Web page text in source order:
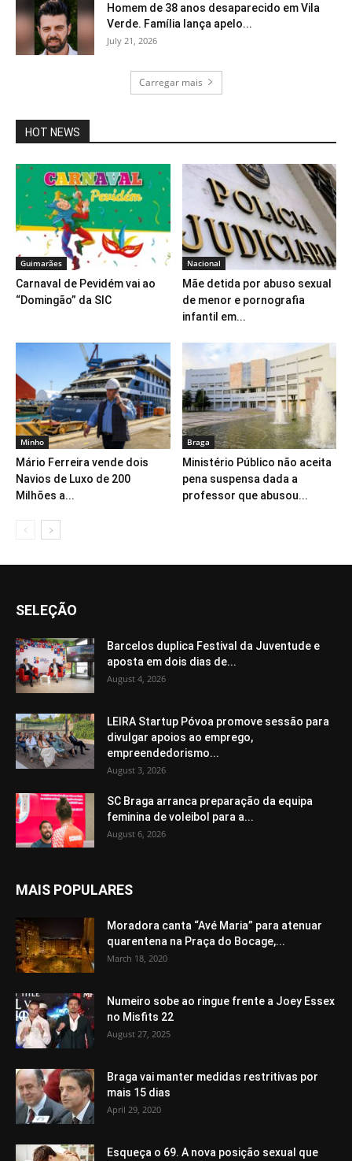
Homem de 38 anos desaparecido em Vila
Verde. Família lança apelo...
July 21, 2026
Carregar mais
HOT NEWS
Guimarães
Carnaval de Pevidém vai ao
“Domingão” da SIC
Nacional
Mãe detida por abuso sexual
de menor e pornografia
infantil em...
Minho
Mário Ferreira vende dois
Navios de Luxo de 200
Milhões a...
Braga
Ministério Público não aceita
pena suspensa dada a
professor que abusou...
SELEÇÃO
Barcelos duplica Festival da Juventude e
aposta em dois dias de...
August 4, 2026
LEIRA Startup Póvoa promove sessão para
divulgar apoios ao emprego,
empreendedorismo...
August 3, 2026
SC Braga arranca preparação da equipa
feminina de voleibol para a...
August 6, 2026
MAIS POPULARES
Moradora canta “Avé Maria” para atenuar
quarentena na Praça do Bocage,...
March 18, 2020
Numeiro sobe ao ringue frente a Joey Essex
no Misfits 22
August 27, 2025
Braga vai manter medidas restritivas por
mais 15 dias
April 29, 2020
Esqueça o 69. A nova posição sexual que